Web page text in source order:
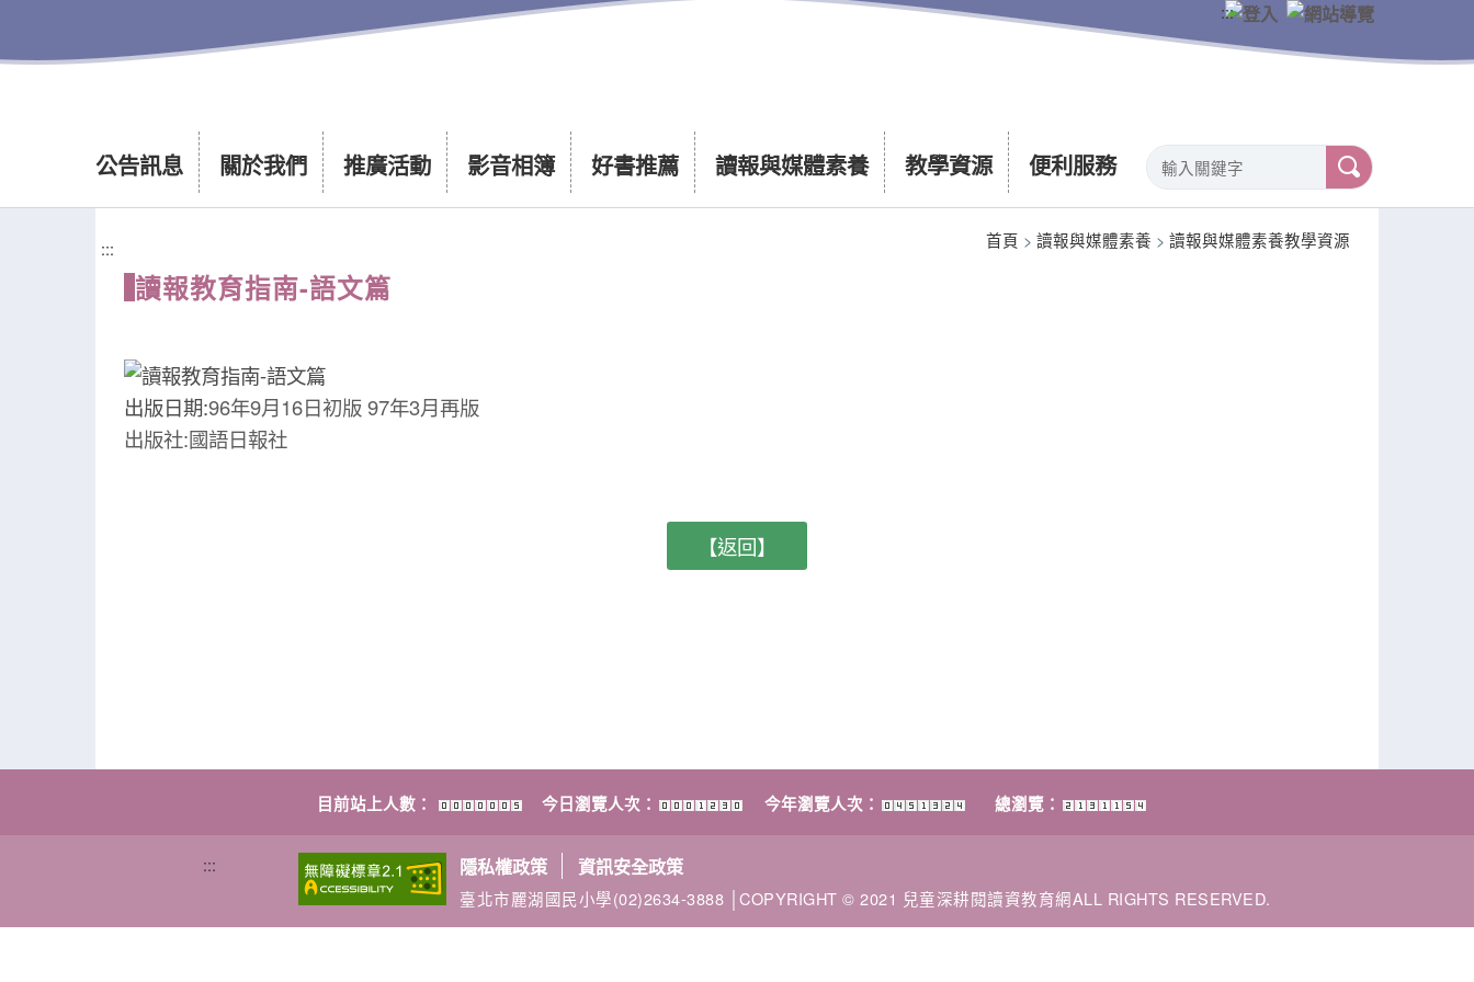
:::
公告訊息 關於我們 推廣活動 影音相簿 好書推薦 讀報與媒體素養 教學資源 便利服務
:::
讀報教育指南-語文篇
首頁 > 讀報與媒體素養 > 讀報與媒體素養教學資源
出版日期:96年9月16日初版 97年3月再版
出版社:國語日報社
【返回】
目前站上人數： 今日瀏覽人次： 今年瀏覽人次： 總瀏覽：
::: 隱私權政策 資訊安全政策
臺北市麗湖國民小學(02)2634-3888 │COPYRIGHT © 2021 兒童深耕閱讀資教育網ALL RIGHTS RESERVED.